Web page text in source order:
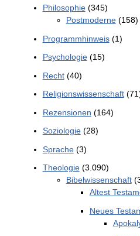
Philosophie(345)
Postmoderne(158)
Programmhinweis(1)
Psychologie(15)
Recht(40)
Religionswissenschaft
Rezensionen (164)
Soziologie(28)
Sprache(3)
Theologie(3.090)
Bibelwissenschaft
Altest
Neues